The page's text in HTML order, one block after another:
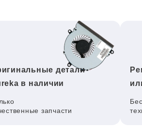
детали
в наличии
запчасти